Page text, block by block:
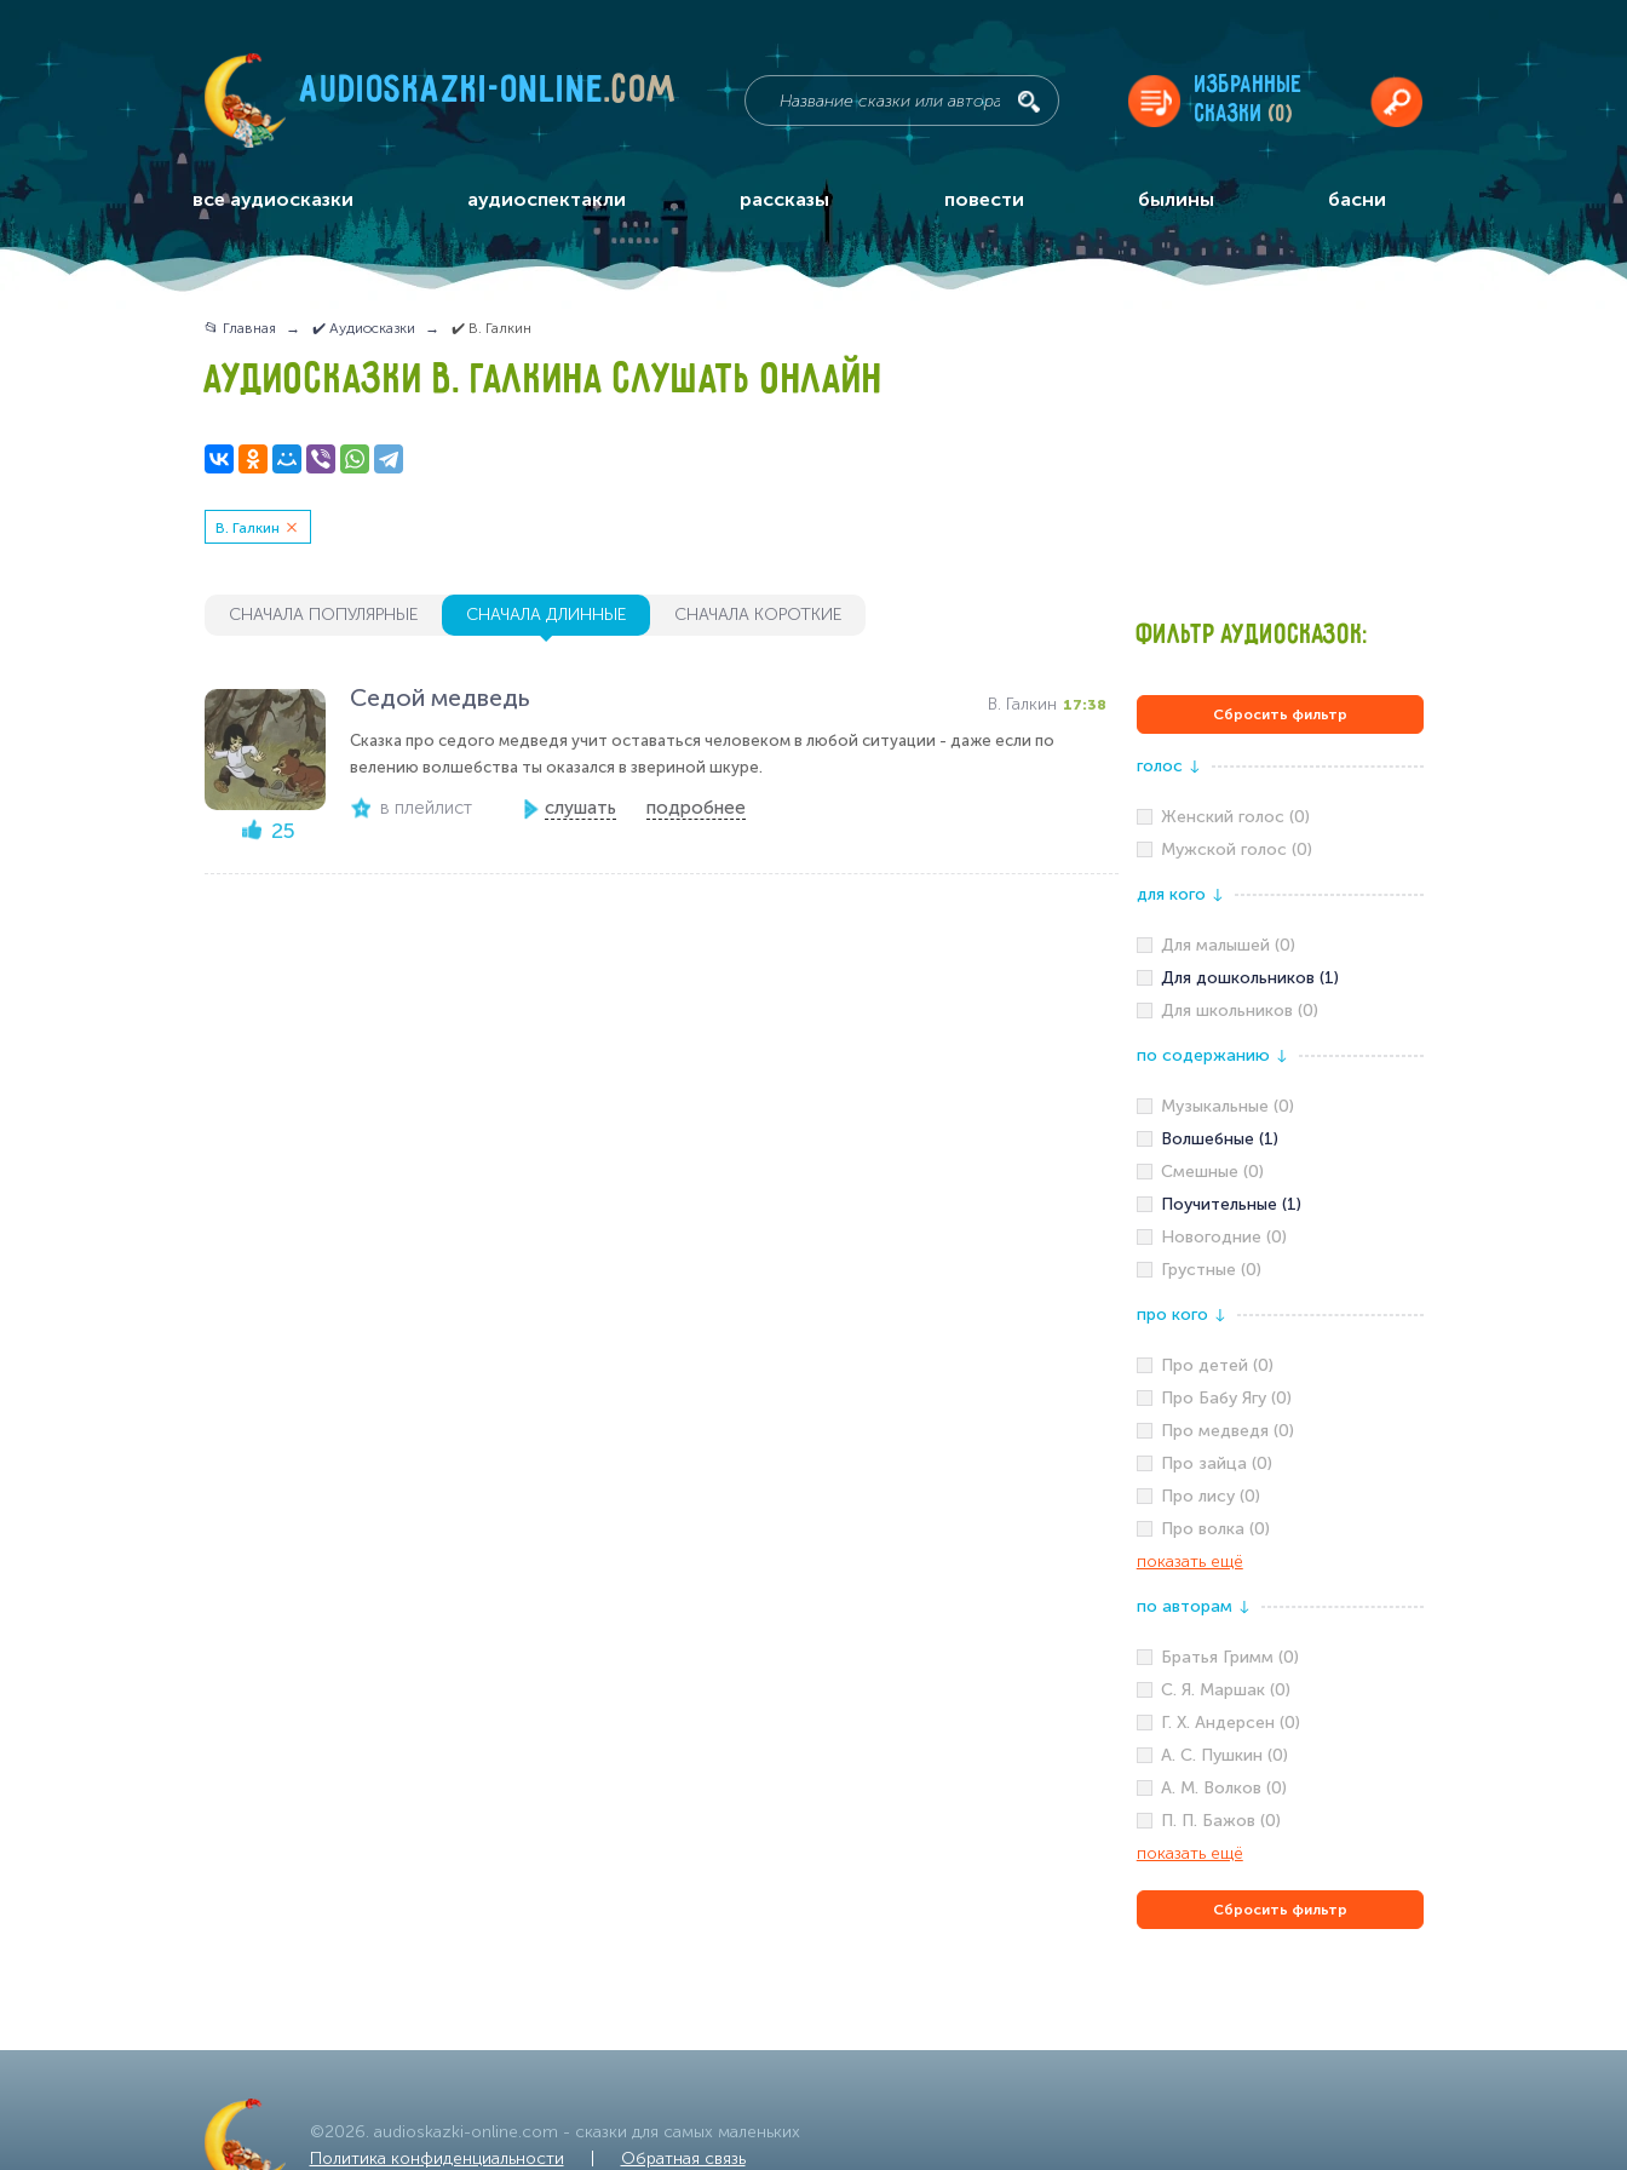
audioskazki-online.com
Избранные
сказки (0)
все аудиосказки аудиоспектакли рассказы повести былины басни
📂 Главная ✔️ Аудиосказки ✔️ В. Галкин
АУДИОСКАЗКИ В. ГАЛКИНА СЛУШАТЬ ОНЛАЙН
В. Галкин
СНАЧАЛА ПОПУЛЯРНЫЕ СНАЧАЛА ДЛИННЫЕ СНАЧАЛА КОРОТКИЕ
25
Седой медведь В. Галкин 17:38
Сказка про седого медведя учит оставаться человеком в любой ситуации - даже если по
велению волшебства ты оказался в звериной шкуре.
в плейлист слушать подробнее
ФИЛЬТР АУДИОСКАЗОК:
Сбросить фильтр
голос ↓
Женский голос (0)
Мужской голос (0)
для кого ↓
Для малышей (0)
Для дошкольников (1)
Для школьников (0)
по содержанию ↓
Музыкальные (0)
Волшебные (1)
Смешные (0)
Поучительные (1)
Новогодние (0)
Грустные (0)
про кого ↓
Про детей (0)
Про Бабу Ягу (0)
Про медведя (0)
Про зайца (0)
Про лису (0)
Про волка (0)
показать ещё
по авторам ↓
Братья Гримм (0)
С. Я. Маршак (0)
Г. Х. Андерсен (0)
А. С. Пушкин (0)
А. М. Волков (0)
П. П. Бажов (0)
показать ещё
Сбросить фильтр
©2026. audioskazki-online.com - сказки для самых маленьких
Политика конфиденциальности
Обратная связь